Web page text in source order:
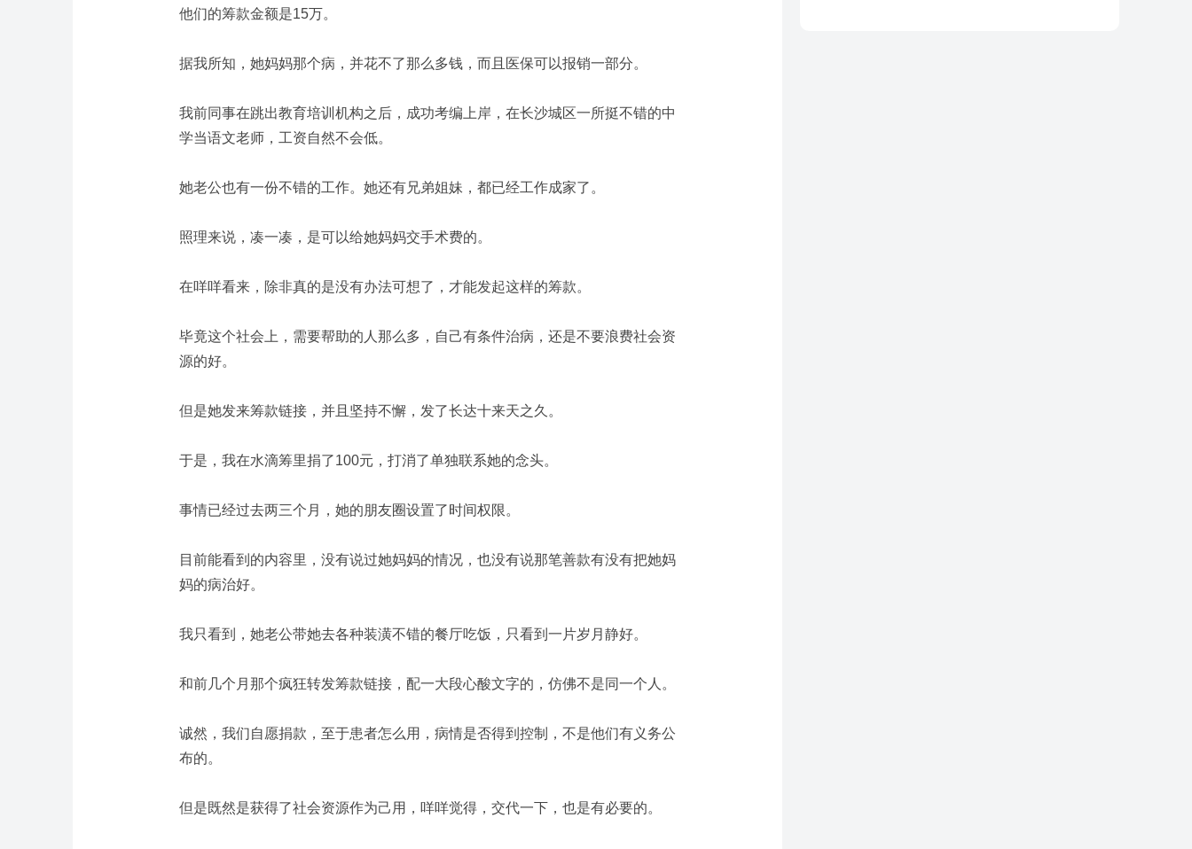
他们的筹款金额是15万。
据我所知，她妈妈那个病，并花不了那么多钱，而且医保可以报销一部分。
我前同事在跳出教育培训机构之后，成功考编上岸，在长沙城区一所挺不错的中
学当语文老师，工资自然不会低。
她老公也有一份不错的工作。 她还有兄弟姐妹，都已经工作成家了。
照理来说，凑一凑，是可以给她妈妈交手术费的。
在咩咩看来，除非真的是没有办法可想了，才能发起这样的筹款。
毕竟这个社会上，需要帮助的人那么多，自己有条件治病，还是不要浪费社会资
源的好。
但是她发来筹款链接，并且坚持不懈，发了长达十来天之久。
于是，我在水滴筹里捐了100元，打消了单独联系她的念头。
事情已经过去两三个月，她的朋友圈设置了时间权限。
目前能看到的内容里，没有说过她妈妈的情况，也没有说那笔善款有没有把她妈
妈的病治好。
我只看到，她老公带她去各种装潢不错的餐厅吃饭，只看到一片岁月静好。
和前几个月那个疯狂转发筹款链接，配一大段心酸文字的，仿佛不是同一个人。
诚然，我们自愿捐款，至于患者怎么用，病情是否得到控制，不是他们有义务公
布的。
但是既然是获得了社会资源作为己用，咩咩觉得，交代一下，也是有必要的。